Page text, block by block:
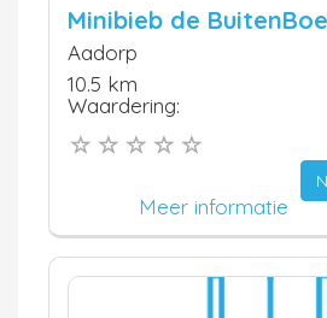
Minibieb de
Aadorp
10.5 km
Waardering:
Meer informatie